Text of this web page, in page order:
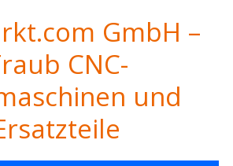
GmbH –
CNC-
und